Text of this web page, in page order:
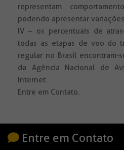
representam
podendo apresentar
IV – os percentuais de
todas as etapas de voo do
regular no Brasil encontram-
da Agência Nacional de
Internet.
Entre em Contato.
Entre em Contato